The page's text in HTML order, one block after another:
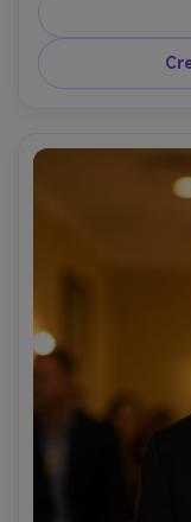
a gradiente
50mm,